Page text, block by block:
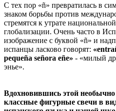
С тех пор «ñ» превратилась в
знаком борьбы против
стремятся к утрате
глобализации. Очень часто в
изображение с буквой «ñ» и
испанцы ласково говорят:
pequeña señora eñe» - «милый
энье».
Вдохновившись этой
классные фигурные свечи в